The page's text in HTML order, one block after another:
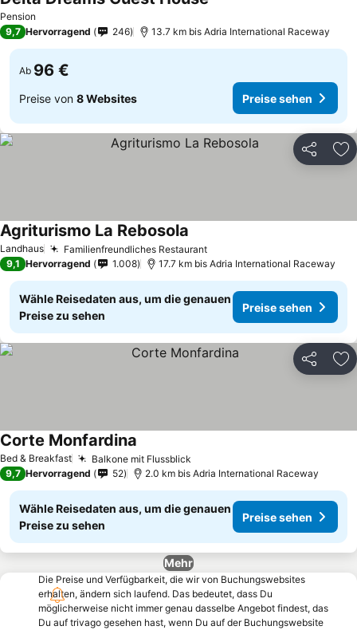
Pension
9,7 Hervorragend 246 13.7 km bis Adria International Raceway
Ab 96 €
Preise von 8 Websites Preise sehen
Teilen
Landhaus Familienfreundliches RestaurantPreise sehen
Agriturismo La Rebosola
9,1 Hervorragend 1.008 17.7 km bis Adria International Raceway
Wähle Reisedaten aus, um die genauen
Preise zu sehen
Preise sehen
Teilen
Bed & Breakfast Balkone mit Flussblick
Corte Monfardina
9,7 Hervorragend 52 2.0 km bis Adria International Raceway
Wähle Reisedaten aus, um die genauen
Preise zu sehen
Preise sehen
Mehr
Die Preise und Verfügbarkeit, die wir von Buchungswebsites
erhalten, ändern sich laufend. Das bedeutet, dass Du
möglicherweise nicht immer genau dasselbe Angebot findest, das
Du auf trivago gesehen hast, wenn Du auf der Buchungswebsite